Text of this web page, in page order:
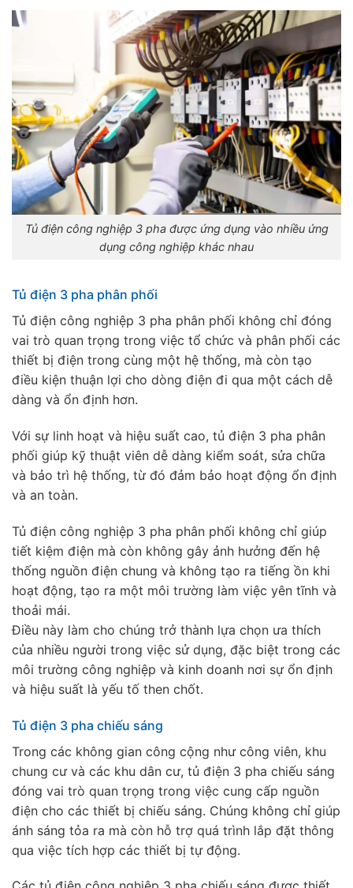
Tủ điện công nghiệp 3 pha được ứng dụng vào nhiều ứng
dụng công nghiệp khác nhau
Tủ điện 3 pha phân phối
Tủ điện công nghiệp 3 pha phân phối không chỉ đóng
vai trò quan trọng trong việc tổ chức và phân phối các
thiết bị điện trong cùng một hệ thống, mà còn tạo
điều kiện thuận lợi cho dòng điện đi qua một cách dễ
dàng và ổn định hơn.
Với sự linh hoạt và hiệu suất cao, tủ điện 3 pha phân
phối giúp kỹ thuật viên dễ dàng kiểm soát, sửa chữa
và bảo trì hệ thống, từ đó đảm bảo hoạt động ổn định
và an toàn.
Tủ điện công nghiệp 3 pha phân phối không chỉ giúp
tiết kiệm điện mà còn không gây ảnh hưởng đến hệ
thống nguồn điện chung và không tạo ra tiếng ồn khi
hoạt động, tạo ra một môi trường làm việc yên tĩnh và
thoải mái.
Điều này làm cho chúng trở thành lựa chọn ưa thích
của nhiều người trong việc sử dụng, đặc biệt trong các
môi trường công nghiệp và kinh doanh nơi sự ổn định
và hiệu suất là yếu tố then chốt.
Tủ điện 3 pha chiếu sáng
Trong các không gian công cộng như công viên, khu
chung cư và các khu dân cư, tủ điện 3 pha chiếu sáng
đóng vai trò quan trọng trong việc cung cấp nguồn
điện cho các thiết bị chiếu sáng. Chúng không chỉ giúp
ánh sáng tỏa ra mà còn hỗ trợ quá trình lắp đặt thông
qua việc tích hợp các thiết bị tự động.